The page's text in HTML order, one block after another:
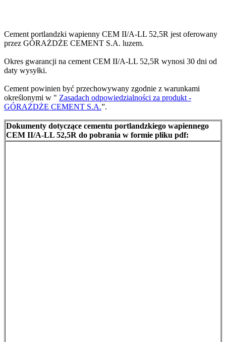
Cement portlandzki wapienny CEM II/A-LL 52,5R jest oferowany
przez GÓRAŻDŻE CEMENT S.A. luzem.
Okres gwarancji na cement CEM II/A-LL 52,5R wynosi 30 dni od
daty wysyłki.
Cement powinien być przechowywany zgodnie z warunkami
określonymi w " Zasadach odpowiedzialności za produkt -
GÓRAŻDŻE CEMENT S.A.”.
Dokumenty dotyczące cementu portlandzkiego wapiennego
CEM II/A-LL 52,5R do pobrania w formie pliku pdf: